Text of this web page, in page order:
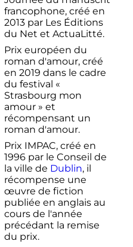
francophone, créé en
2013 par Les Éditions
du Net et ActuaLitté.
Prix européen du
roman d'amour, créé
en 2019 dans le cadre
du festival «
Strasbourg mon
amour » et
récompensant un
roman d'amour.
Prix IMPAC, créé en
1996 par le Conseil de
la ville de Dublin, il
récompense une
œuvre de fiction
publiée en anglais au
cours de l'année
précédant la remise
du prix.